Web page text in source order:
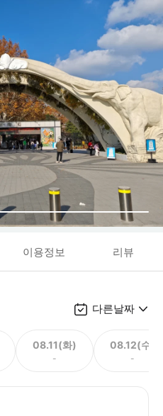
이용정보 리뷰
다른날짜
08.11(화)
-
08.12(수)
-